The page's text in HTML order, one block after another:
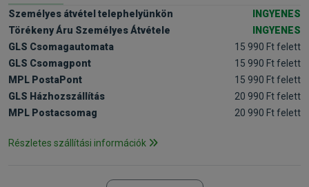
Személyes átvétel telephelyünkön
INGYENES
Törékeny Áru Személyes Átvétele
INGYENES
GLS Csomagautomata
15 990 Ft felett
GLS Csomagpont
15 990 Ft felett
MPL PostaPont
15 990 Ft felett
GLS Házhozszállítás
20 990 Ft felett
MPL Postacsomag
20 990 Ft felett
Részletes szállítási információk